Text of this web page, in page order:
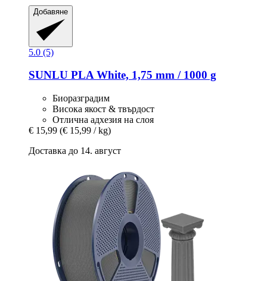
Добавяне
5.0 (5)
SUNLU PLA White, 1,75 mm / 1000 g
Биоразградим
Висока якост & твърдост
Отлична адхезия на слоя
€ 15,99 (€ 15,99 / kg)
Доставка до 14. август